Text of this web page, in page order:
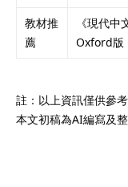
教材推
薦
《現代中
Oxford版
註：以上資訊僅供參
本文初稿為AI編寫及